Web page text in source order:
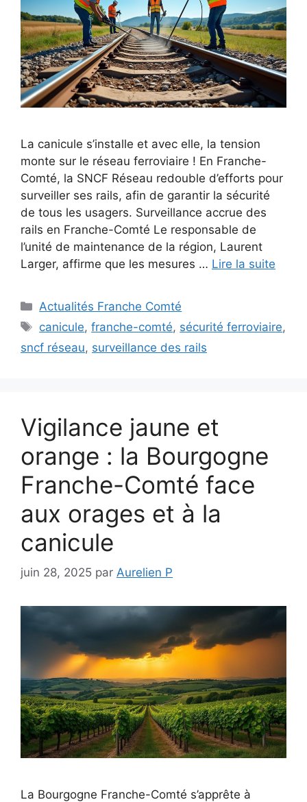
La canicule s’installe et avec elle, la tension
monte sur le réseau ferroviaire ! En Franche-
Comté, la SNCF Réseau redouble d’efforts pour
surveiller ses rails, afin de garantir la sécurité
de tous les usagers. Surveillance accrue des
rails en Franche-Comté Le responsable de
l’unité de maintenance de la région, Laurent
Larger, affirme que les mesures … Lire la suite
Catégories
Actualités Franche Comté
Étiquettes
canicule,franche-comté, sécurité ferroviaire,
sncf réseau, surveillance des rails
Vigilance jaune et
orange : la Bourgogne
Franche-Comté face
aux orages et à la
canicule
juin 28, 2025 par Aurelien P
La Bourgogne Franche-Comté s’apprête à